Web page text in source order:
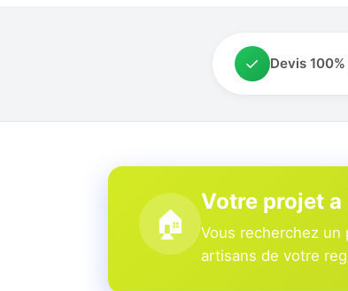
✓ Devis
🏠
Votre projet
Vous recherchez
artisans de votre